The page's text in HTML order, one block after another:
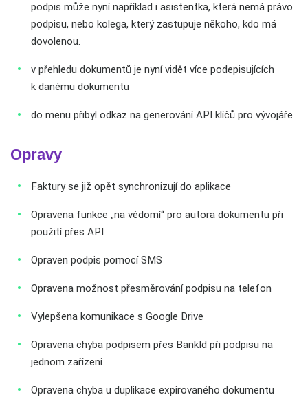
podpis může nyní například i asistentka, která nemá právo
podpisu, nebo kolega, který zastupuje někoho, kdo má
dovolenou.
v přehledu dokumentů je nyní vidět více podepisujících
k danému dokumentu
do menu přibyl odkaz na generování API klíčů pro vývojáře
Opravy
Faktury se již opět synchronizují do aplikace
Opravena funkce „na vědomí“ pro autora dokumentu při
použití přes API
Opraven podpis pomocí SMS
Opravena možnost přesměrování podpisu na telefon
Vylepšena komunikace s Google Drive
Opravena chyba podpisem přes BankId při podpisu na
jednom zařízení
Opravena chyba u duplikace expirovaného dokumentu